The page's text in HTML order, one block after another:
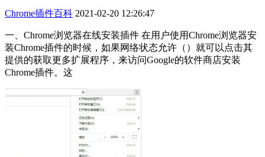
Chrome插件百科 2021-02-20 12:26:47
一、Chrome浏览器在线安装插件 在用户使用Chrome浏览器安
装Chrome插件的时候，如果网络状态允许（）就可以点击其
提供的获取更多扩展程序，来访问Google的软件商店安装
Chrome插件。这